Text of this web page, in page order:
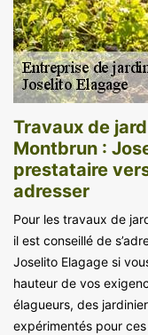
Travaux de
Montbrun :
prestataire
adresser
Pour les travaux de
il est conseillé de
Joselito Elagage si
hauteur de vos
élagueurs, des
expérimentés pour